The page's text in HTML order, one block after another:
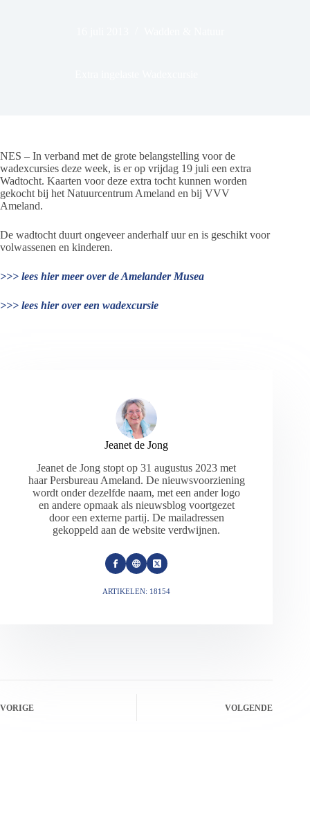
NES – In verband met de grote belangstelling voor de
wadexcursies deze week, is er op vrijdag 19 juli een extra
Wadtocht. Kaarten voor deze extra tocht kunnen worden
gekocht bij het Natuurcentrum Ameland en bij VVV
Ameland.
De wadtocht duurt ongeveer anderhalf uur en is geschikt voor
volwassenen en kinderen.
>>> lees hier meer over de Amelander Musea
>>> lees hier over een wadexcursie
Jeanet de Jong
Jeanet de Jong stopt op 31 augustus 2023 met
haar Persbureau Ameland. De nieuwsvoorziening
wordt onder dezelfde naam, met een ander logo
en andere opmaak als nieuwsblog voortgezet
door een externe partij. De mailadressen
gekoppeld aan de website verdwijnen.
ARTIKELEN: 18154
VORIGE VOLGENDE